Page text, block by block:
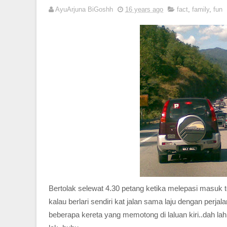
AyuArjuna BiGoshh 16 years ago fact, family, fun
Bertolak selewat 4.30 petang ketika melepasi
kalau berlari sendiri kat jalan sama laju dengan
beberapa kereta yang memotong di laluan kiri..dah